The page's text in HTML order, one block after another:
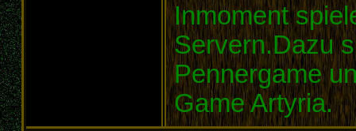
Inmoment
Servern.Dazu
Pennergame
Game Artyria.